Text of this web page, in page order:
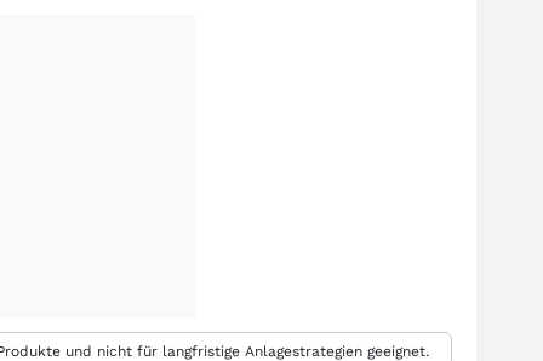
und nicht für langfristige Anlagestrategien geeignet.